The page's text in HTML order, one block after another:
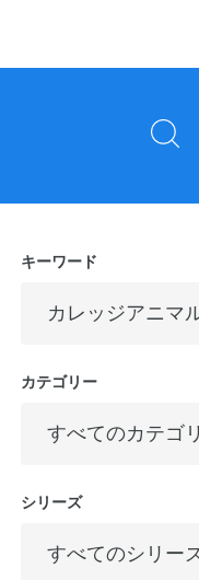
ー
キーワード
カテゴリー
シリーズ